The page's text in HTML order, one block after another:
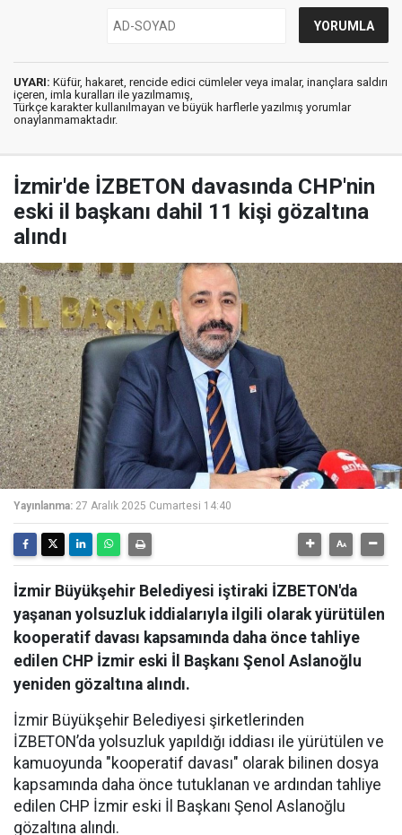
UYARI: Küfür, hakaret, rencide edici cümleler veya imalar, inançlara saldırı
içeren, imla kuralları ile yazılmamış,
Türkçe karakter kullanılmayan ve büyük harflerle yazılmış yorumlar
onaylanmamaktadır.
İzmir'de İZBETON davasında CHP'nin
eski il başkanı dahil 11 kişi gözaltına
alındı
Yayınlanma: 27 Aralık 2025 Cumartesi 14:40
İzmir Büyükşehir Belediyesi iştiraki İZBETON'da
yaşanan yolsuzluk iddialarıyla ilgili olarak yürütülen
kooperatif davası kapsamında daha önce tahliye
edilen CHP İzmir eski İl Başkanı Şenol Aslanoğlu
yeniden gözaltına alındı.
İzmir Büyükşehir Belediyesi şirketlerinden
İZBETON’da yolsuzluk yapıldığı iddiası ile yürütülen ve
kamuoyunda "kooperatif davası" olarak bilinen dosya
kapsamında daha önce tutuklanan ve ardından tahliye
edilen CHP İzmir eski İl Başkanı Şenol Aslanoğlu
gözaltına alındı.